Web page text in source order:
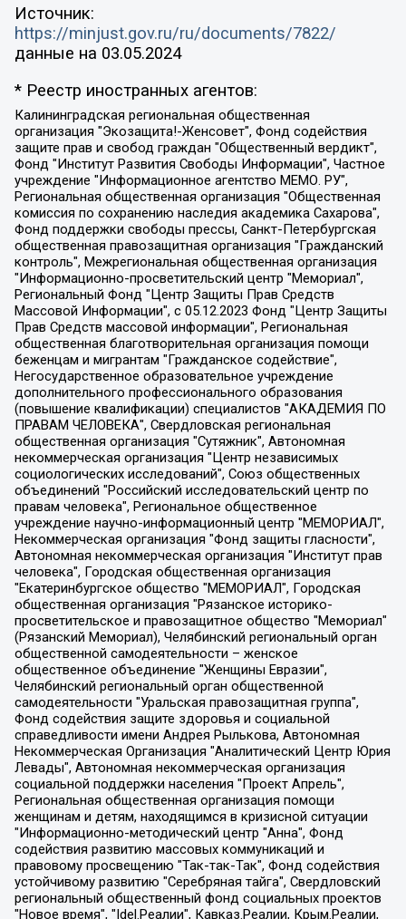
Источник:
https://minjust.gov.ru/ru/documents/7822/
данные на 03.05.2024
* Реестр иностранных агентов:
Калининградская региональная общественная организация "Экозащита!-Женсовет", Фонд содействия защите прав и свобод граждан "Общественный вердикт", Фонд "Институт Развития Свободы Информации", Частное учреждение "Информационное агентство МЕМО. РУ", Региональная общественная организация "Общественная комиссия по сохранению наследия академика Сахарова", Фонд поддержки свободы прессы, Санкт-Петербургская общественная правозащитная организация "Гражданский контроль", Межрегиональная общественная организация "Информационно-просветительский центр "Мемориал", Региональный Фонд "Центр Защиты Прав Средств Массовой Информации", с 05.12.2023 Фонд "Центр Защиты Прав Средств массовой информации", Региональная общественная благотворительная организация помощи беженцам и мигрантам "Гражданское содействие", Негосударственное образовательное учреждение дополнительного профессионального образования (повышение квалификации) специалистов "АКАДЕМИЯ ПО ПРАВАМ ЧЕЛОВЕКА", Свердловская региональная общественная организация "Сутяжник", Автономная некоммерческая организация "Центр независимых социологических исследований", Союз общественных объединений "Российский исследовательский центр по правам человека", Региональное общественное учреждение научно-информационный центр "МЕМОРИАЛ", Некоммерческая организация "Фонд защиты гласности", Автономная некоммерческая организация "Институт прав человека", Городская общественная организация "Екатеринбургское общество "МЕМОРИАЛ", Городская общественная организация "Рязанское историко-просветительское и правозащитное общество "Мемориал" (Рязанский Мемориал), Челябинский региональный орган общественной самодеятельности – женское общественное объединение "Женщины Евразии", Челябинский региональный орган общественной самодеятельности "Уральская правозащитная группа", Фонд содействия защите здоровья и социальной справедливости имени Андрея Рылькова, Автономная Некоммерческая Организация "Аналитический Центр Юрия Левады", Автономная некоммерческая организация социальной поддержки населения "Проект Апрель", Региональная общественная организация помощи женщинам и детям, находящимся в кризисной ситуации "Информационно-методический центр "Анна", Фонд содействия развитию массовых коммуникаций и правовому просвещению "Так-так-Так", Фонд содействия устойчивому развитию "Серебряная тайга", Свердловский региональный общественный фонд социальных проектов "Новое время", "Idel.Реалии", Кавказ.Реалии, Крым.Реалии, Телеканал Настоящее Время, Татаро-башкирская служба Радио Свобода (Azatliq Radiosi), Радио Свободная Европа/Радио Свобода (PCE/PC), "Сибирь.Реалии", "Фактограф", Благотворительный фонд помощи осужденным и их семьям, Автономная некоммерческая организация "Институт глобализации и социальных движений", Фонд "В защиту прав заключенных", Частное учреждение "Центр поддержки и содействия развитию средств массовой информации", Пензенский региональный общественный благотворительный фонд "Гражданский союз", "Север.Реалии", Некоммерческая организация Фонд "Правовая инициатива", Общество с ограниченной ответственностью "Радио Свободная Европа/Радио Свобода", Чешское информационное агентство "MEDIUM-ORIENT", Красноярская региональная общественная организация "Мы против СПИДа", Камалягин Денис Николаевич, Маркелов Сергей Евгеньевич, Пономарев Лев Александрович, Савицкая Людмила Алексеевна, Автономная некоммерческая организация "Центр по работе с проблемой насилия "НАСИЛИЮ.НЕТ", Межрегиональный профессиональный союз работников здравоохранения "Альянс врачей", Юридическое лицо, зарегистрированное в Латвийской Республике, SIA "Medusa Project" (регистрационный номер 40103797863, дата регистрации 10.06.2014), Некоммерческая организация "Фонд по борьбе с коррупцией", Автономная некоммерческая организация "Институт права и публичной политики", Баданин Роман Сергеевич, Гликин Максим Александрович, Железнова Мария Михайловна, Лукьянова Юлия Сергеевна, Маетная Елизавета Витальевна, Маняхин Петр Борисович, Чуракова Ольга Владимировна, Ярош Юлия Петровна, Юридическое лицо "The Insider SIA", зарегистрированное в Риге, Латвийская Республика (дата регистрации 26.06.2015), являющееся администратором доменного имени интернет-издания "The Insider SIA", https://theins.ru, Постернак Алексей Евгеньевич, Рубин Михаил Аркадьевич, Анин Роман Александрович, Юридическое лицо Istories fonds, зарегистрированное в Латвийской Республике (регистрационный номер 50008295751, дата регистрации 24.02.2020), Великовский Дмитрий Александрович, Долинина Ирина Николаевна, Мароховская Алеся Алексеевна, Шлейнов Роман Юрьевич, Шмагун Олеся Валентиновна, Общество с ограниченной ответственностью "Альтаир 2021", Общество с ограниченной ответственностью "Вега 2021", Общество с ограниченной ответственностью "Главный редактор 2021", Общество с ограниченной ответственностью "Ромашки монолит", Важенков Артем Валерьевич, Ивановская областная общественная организация "Центр гендерных исследований", Гурман Юрий Альбертович, Медиапроект "ОВД-Инфо", Егоров Владимир Владимирович, Жилинский Владимир Александрович, Общество с ограниченной ответственностью "ЗП", Иванова София Юрьевна, Карезина Инна Павловна, Кильтау Екатерина Викторовна, Петров Алексей Викторович, Пискунов Сергей Евгеньевич, Смирнов Сергей Сергеевич, Тихонов Михаил Сергеевич, Общество с ограниченной ответственностью "ЖУРНАЛИСТ-ИНОСТРАННЫЙ АГЕНТ", Арапова Галина Юрьевна, Вольтская Татьяна Анатольевна, Американская компания "Mason G.E.S. Anonymous Foundation" (США), являющаяся владельцем интернет-издания https://mnews.world/, Компания "Stichting Bellingcat", зарегистрированная в Нидерландах (дата регистрации 11.07.2018), Захаров Андрей Вячеславович, Клепиковская Екатерина Дмитриевна, Общество с ограниченной ответственностью "МЕМО", Перл Роман Александрович, Симонов Евгений Алексеевич, Соловьева Елена Анатольевна, Сотников Даниил Владимирович, Сурначева Елизавета Дмитриевна, Автономная некоммерческая организация по защите прав человека и информированию населения "Якутия – Наше Мнение", Общество с ограниченной ответственностью "Москоу диджитал медиа", с 26.01.2023 Общество с ограниченной ответственностью "Чайка Белые сады", Ветошкина Валерия Валерьевна, Заговора Максим Александрович, Межрегиональное общественное движение "Российская ЛГБТ - сеть", Оленичев Максим Владимирович, Павлов Иван Юрьевич, Скворцова Елена Сергеевна, Общество с ограниченной ответственностью "Как бы инагент", Кочетков Игорь Викторович, Общество с ограниченной ответственностью "Честные выборы", Еланчик Олег Александрович, Общество с ограниченной ответственностью "Нобелевский призыв", Гималова Регина Эмилевна, Григорьев Андрей Валерьевич, Григорьева Алина Александровна, Ассоциация по содействию защите прав призывников, альтернативнослужащих и военнослужащих "Правозащитная группа "Гражданин.Армия.Право", Хисамова Регина Фаритовна, Автономная некоммерческая организация по реализации социально-правовых программ "Лилит", Дальневосточное общественное движение "Маяк", Санкт-Петербургская ЛГБТ-инициативная группа "Выход", Инициативная группа ЛГБТ+ "Реверс", Алексеев Андрей Викторович, Бекбулатова Таисия Львовна, Беляев Иван Михайлович, Владыкина Елена Сергеевна, Гельман Марат Александрович, Никульшина Вероника Юрьевна, Толоконникова Надежда Андреевна, Шендерович Виктор Анатольевич, Общество с ограниченной ответственностью "Данное сообщение", Общество с ограниченной ответственностью Издательский дом "Новая глава", Айнбиндер Александра Александровна, Московский комьюнити-центр для ЛГБТ+инициатив, Благотворительный фонд развития филантропии, Deutsche Welle (Германия, Kurt-Schumacher-Strasse 3, 53113 Bonn), Борзунова Мария Михайловна, Воробьев Виктор Викторович, Голубева Анна Львовна, Константинова Алла Михайловна, Малкова Ирина Владимировна, Мурадов Мурад Абдулгалимович, Осетинская Елизавета Николаевна, Понасенков Евгений Николаевич, Ганапольский Матвей Юрьевич, Киселев Евгений Алексеевич, Борухович Ирина Григорьевна, Дремин Иван Тимофеевич, Дубровский Дмитрий Викторович, Красноярская региональная общественная организация поддержки и развития альтернативных образовательных технологий и межкультурных коммуникаций "ИНТЕРРА", Маяковская Екатерина Алексеевна, Фейгин Марк Захарович, Филимонов Андрей Викторович, Дзугкоева Регина Николаевна, Доброхотов Роман Александрович, Дудь Юрий Александрович, Елкин Сергей Владимирович, Кругликов Кирилл Игоревич, Сабунаева Мария Леонидовна, Семенов Алексей Владимирович, Шаинян Карен Багратович, Шульман Екатерина Михайловна, Асафьев Артур Валерьевич, Вахштайн Виктор Семенович, Венедиктов Алексей Алексеевич, Лушникова Екатерина Евгеньевна, Волков Леонид Михайлович, Невзоров Александр Глебович, Пархоменко Сергей Борисович, Сироткин Ярослав Николаевич, Кара-Мурза Владимир Владимирович, Баранова Наталья Владимировна, Гозман Леонид Яковлевич, Кагарлицкий Борис Юльевич, Климарев Михаил Валерьевич, Милов Владимир Станиславович, Автономная некоммерческая организация Краснодарский центр современного искусства "Типография", Моргенштерн Алишер Тагирович, Соболь Любовь Эдуардовна, Общество с ограниченной ответственностью "ЛИЗА НОРМ", Каспаров Гарри Кимович, Ходорковский Михаил Борисович, Общество с ограниченной ответственностью "Апрельские тезисы", Данилович Ирина Брониславовна, Кашин Олег Владимирович, Петров Николай Владимирович, Пивоваров Алексей Владимирович, Соколов Михаил Владимирович, Цветкова Юлия Владимировна, Чичваркин Евгений Александрович, Комитет против пыток/Команда против пыток, Общество с ограниченной ответственностью "Первый научный", Общество с ограниченной ответственностью "Вертолет и ко", Белоцерковская Вероника Борисовна, Кац Максим Евгеньевич, Лазарева Татьяна Юрьевна, Шаведдинов Руслан Табризович, Яшин Илья Валерьевич, Общество с ограниченной ответственностью "Иноагент ААВ", Алешковский Дмитрий Петрович, Альбац Евгения Марковна, Быков Дмитрий Львович, Галямина Юлия Евгеньевна, Лойко Сергей Леонидович, Мартынов Кирилл Константинович, Медведев Сергей Александрович, Крашенинников Федор Геннадиевич, Гордеева Катерина Вл